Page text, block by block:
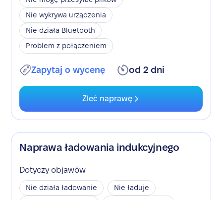
Nie wykrywa urządzenia
Nie działa Bluetooth
Problem z połączeniem
Zapytaj o wycenę od 2 dni
Zleć naprawę
Naprawa ładowania indukcyjnego
Dotyczy objawów
Nie działa ładowanie
Nie ładuje